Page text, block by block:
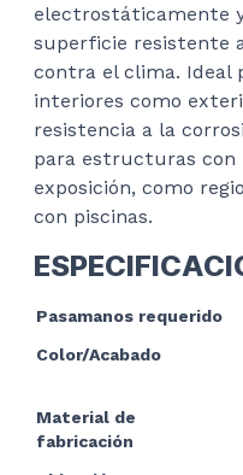
electrostáticamente
superficie resistente
contra el clima. Ideal
interiores como
resistencia a la
para estructuras con
exposición, como
con piscinas.
Pasamanos requerido
Color/Acabado
Material de
fabricación